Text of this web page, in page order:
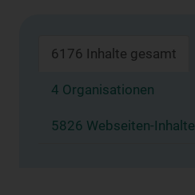
6176 Inhalte gesamt
4 Organisationen
5826 Webseiten-Inhalte